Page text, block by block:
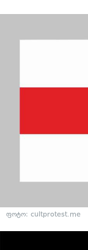
ფოტო: cultprotest.me